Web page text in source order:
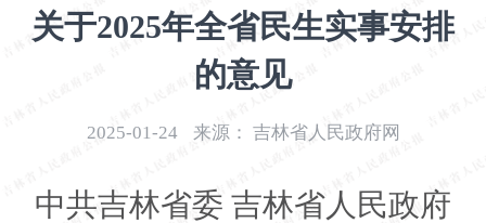
关于2025年全省民生实事安排
的意见
2025-01-24 来源： 吉林省人民政府网
中共吉林省委 吉林省人民政府